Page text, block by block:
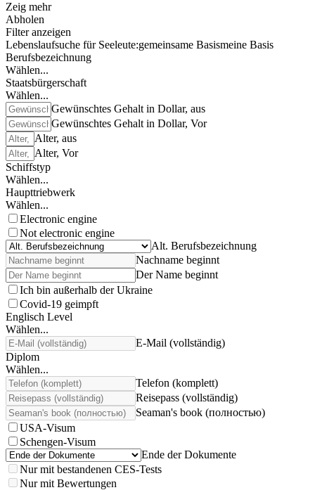
Zeig mehr
Abholen
Filter anzeigen
Lebenslaufsuche für Seeleute:gemeinsame Basismeine Basis
Berufsbezeichnung
Wählen...
Staatsbürgerschaft
Wählen...
Gewünschtes Gehalt in Dollar, aus
Gewünschtes Gehalt in Dollar, Vor
Alter, aus
Alter, Vor
Schiffstyp
Wählen...
Haupttriebwerk
Wählen...
Electronic engine
Not electronic engine
Alt. Berufsbezeichnung
Nachname beginnt
Der Name beginnt
Ich bin außerhalb der Ukraine
Covid-19 geimpft
Englisch Level
Wählen...
E-Mail (vollständig)
Diplom
Wählen...
Telefon (komplett)
Reisepass (vollständig)
Seaman's book (полностью)
USA-Visum
Schengen-Visum
Ende der Dokumente
Nur mit bestandenen CES-Tests
Nur mit Bewertungen